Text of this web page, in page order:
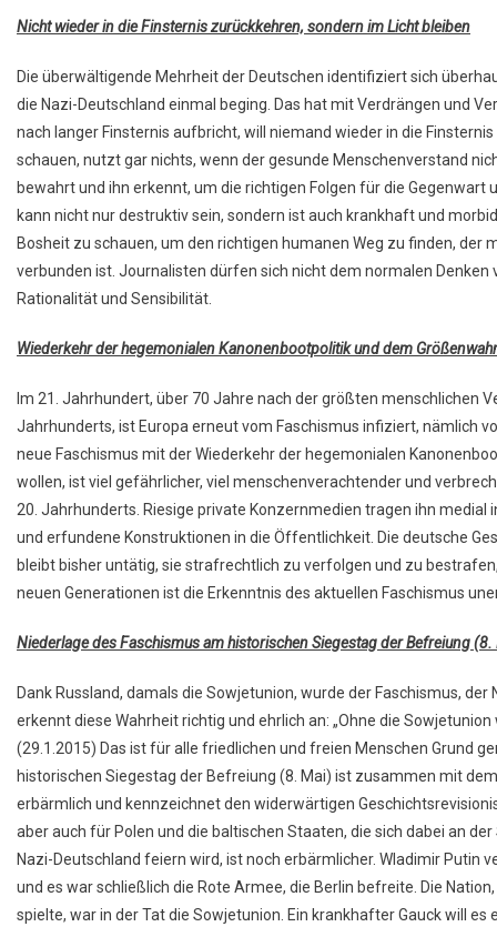
Nicht wieder in die Finsternis zurückkehren, sondern im Licht bleiben
Die überwältigende Mehrheit der Deutschen identifiziert sich
die Nazi-Deutschland einmal beging. Das hat mit Verdrängen und
nach langer Finsternis aufbricht, will niemand wieder in die
schauen, nutzt gar nichts, wenn der gesunde Menschenverstand
bewahrt und ihn erkennt, um die richtigen Folgen für die
kann nicht nur destruktiv sein, sondern ist auch krankhaft und
Bosheit zu schauen, um den richtigen humanen Weg zu finden,
verbunden ist. Journalisten dürfen sich nicht dem normalen
Rationalität und Sensibilität.
Wiederkehr der hegemonialen Kanonenbootpolitik und dem
Im 21. Jahrhundert, über 70 Jahre nach der größten menschlichen
Jahrhunderts, ist Europa erneut vom Faschismus infiziert, nämlich
neue Faschismus mit der Wiederkehr der hegemonialen
wollen, ist viel gefährlicher, viel menschenverachtender und
20. Jahrhunderts. Riesige private Konzernmedien tragen ihn
und erfundene Konstruktionen in die Öffentlichkeit. Die deutsche
bleibt bisher untätig, sie strafrechtlich zu verfolgen und zu
neuen Generationen ist die Erkenntnis des aktuellen Faschismus
Niederlage des Faschismus am historischen Siegestag der Befreiung
Dank Russland, damals die Sowjetunion, wurde der Faschismus,
erkennt diese Wahrheit richtig und ehrlich an: „Ohne die
(29.1.2015) Das ist für alle friedlichen und freien Menschen Grund
historischen Siegestag der Befreiung (8. Mai) ist zusammen mit
erbärmlich und kennzeichnet den widerwärtigen
aber auch für Polen und die baltischen Staaten, die sich dabei an
Nazi-Deutschland feiern wird, ist noch erbärmlicher. Wladimir
und es war schließlich die Rote Armee, die Berlin befreite. Die
spielte, war in der Tat die Sowjetunion. Ein krankhafter Gauck will es